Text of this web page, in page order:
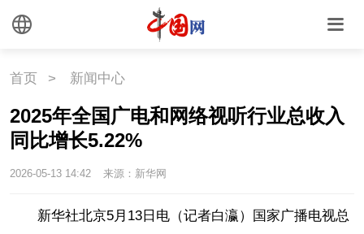
草原
联盟
首页 > 新闻中心
2025年全国广电和网络视听行业总收入
同比增长5.22%
2026-05-13 14:42 来源：新华网
新华社北京5月13日电（记者白瀛）国家广播电视总